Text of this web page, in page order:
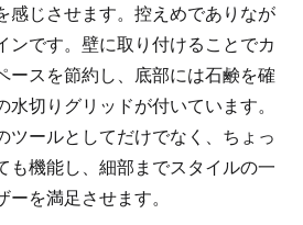
感じさせます。控えめでありなが
ンです。壁に取り付けることでカ
ースを節約し、底部には石鹸を確
水切りグリッドが付いています。
ツールとしてだけでなく、ちょっ
も機能し、細部までスタイルの一
を満足させます。